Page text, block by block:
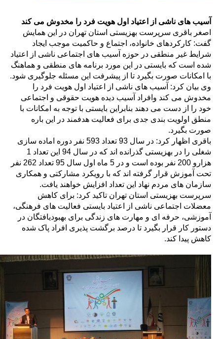
آسیب های ناشی از اعتیاد اول هویت فرد را مخدوش می کند
اصغر باقری سرپرست بهزیستی استان تهران در این همایش
گفت: کارکردهای خانواده، اجتماع و حاکمیت موجب ایجاد
شرایط غیر منطقی در حوزه آسیب های اجتماعی ناشی از اعتیاد
شده است که بایستی در این مورد برنامه های منطقی و هماهنگ
با امکانات صورت بگیرد تا از پیشرفت این مسئله جلوگیری شود.
وی بیان کرد: آسیب های ناشی از اعتیاد اول هویت فرد را
مخدوش می کند وافراد آسیب دیده هویت حقوقی و اجتماعی
خود را از دست می دهند بنابراین بایستی با توجه به امکانات با
منطق اولویت بندی جدی برای فعالیت هدفمند در این باره
صورت بگیرد.
باقری اظهار کرد: در سال 93 تعداد 593 نفر دوره اماده سازی
شغلی را در بهزیستی گذرانده اند که در سال 94 این تعداد 1
هزارو 200 نفر بوده است و در 5 ماه اول سال 95 تعداد 262 نفر
تحت آموزش قرار گرفته اند که با رویکرد مشارکتی و همکاری
سازمان های مردم نهاد این تعداد افزایش خواهند یافت.
سرپرست بهزیستی استان تهران تاکید کرد: برای کاهش
معضلات اجتماعی ناشی از اعتیاد بایستی فعالیت های فرهنگی،
آموزشی، حرفه ای و مهارت های زندگی برای بهبودیافتگان در
دستور کار قرار بگیرد تا درصد برگشت پذیری افراد پاک شده
کاهش پیدا کند.